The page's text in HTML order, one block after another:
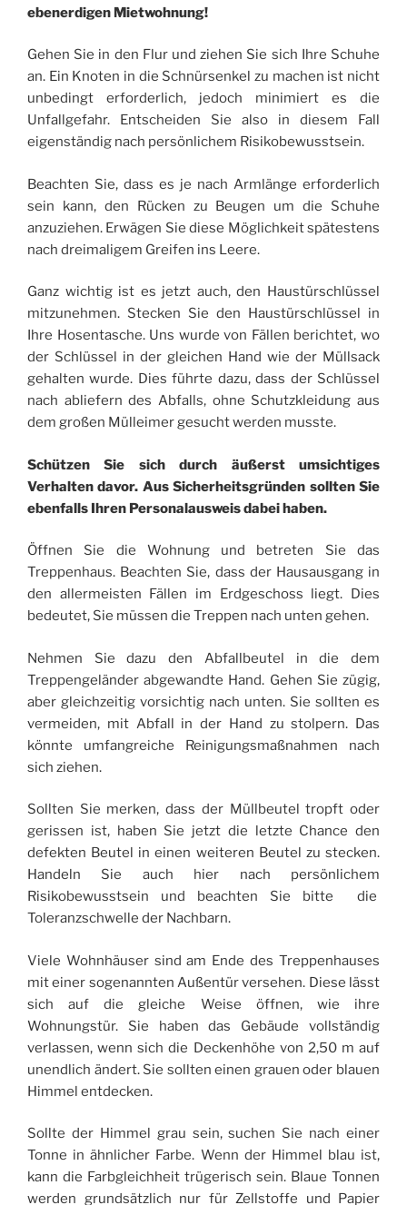
ebenerdigen Mietwohnung!
Gehen Sie in den Flur und ziehen Sie sich Ihre Schuhe
an. Ein Knoten in die Schnürsenkel zu machen ist nicht
unbedingt erforderlich, jedoch minimiert es die
Unfallgefahr. Entscheiden Sie also in diesem Fall
eigenständig nach persönlichem Risikobewusstsein.
Beachten Sie, dass es je nach Armlänge erforderlich
sein kann, den Rücken zu Beugen um die Schuhe
anzuziehen. Erwägen Sie diese Möglichkeit spätestens
nach dreimaligem Greifen ins Leere.
Ganz wichtig ist es jetzt auch, den Haustürschlüssel
mitzunehmen. Stecken Sie den Haustürschlüssel in
Ihre Hosentasche. Uns wurde von Fällen berichtet, wo
der Schlüssel in der gleichen Hand wie der Müllsack
gehalten wurde. Dies führte dazu, dass der Schlüssel
nach abliefern des Abfalls, ohne Schutzkleidung aus
dem großen Mülleimer gesucht werden musste.
Schützen Sie sich durch äußerst umsichtiges
Verhalten davor. Aus Sicherheitsgründen sollten Sie
ebenfalls Ihren Personalausweis dabei haben.
Öffnen Sie die Wohnung und betreten Sie das
Treppenhaus. Beachten Sie, dass der Hausausgang in
den allermeisten Fällen im Erdgeschoss liegt. Dies
bedeutet, Sie müssen die Treppen nach unten gehen.
Nehmen Sie dazu den Abfallbeutel in die dem
Treppengeländer abgewandte Hand. Gehen Sie zügig,
aber gleichzeitig vorsichtig nach unten. Sie sollten es
vermeiden, mit Abfall in der Hand zu stolpern. Das
könnte umfangreiche Reinigungsmaßnahmen nach
sich ziehen.
Sollten Sie merken, dass der Müllbeutel tropft oder
gerissen ist, haben Sie jetzt die letzte Chance den
defekten Beutel in einen weiteren Beutel zu stecken.
Handeln Sie auch hier nach persönlichem
Risikobewusstsein und beachten Sie bitte die
Toleranzschwelle der Nachbarn.
Viele Wohnhäuser sind am Ende des Treppenhauses
mit einer sogenannten Außentür versehen. Diese lässt
sich auf die gleiche Weise öffnen, wie ihre
Wohnungstür. Sie haben das Gebäude vollständig
verlassen, wenn sich die Deckenhöhe von 2,50 m auf
unendlich ändert. Sie sollten einen grauen oder blauen
Himmel entdecken.
Sollte der Himmel grau sein, suchen Sie nach einer
Tonne in ähnlicher Farbe. Wenn der Himmel blau ist,
kann die Farbgleichheit trügerisch sein. Blaue Tonnen
werden grundsätzlich nur für Zellstoffe und Papier